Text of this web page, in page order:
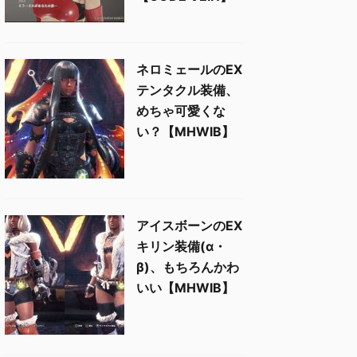
ネロミェールのEX
テンタクル装備、
めちゃ可愛くな
い？【MHWIB】
アイスボーンのEX
キリン装備(α・
β)、もちろんかわ
いい【MHWIB】